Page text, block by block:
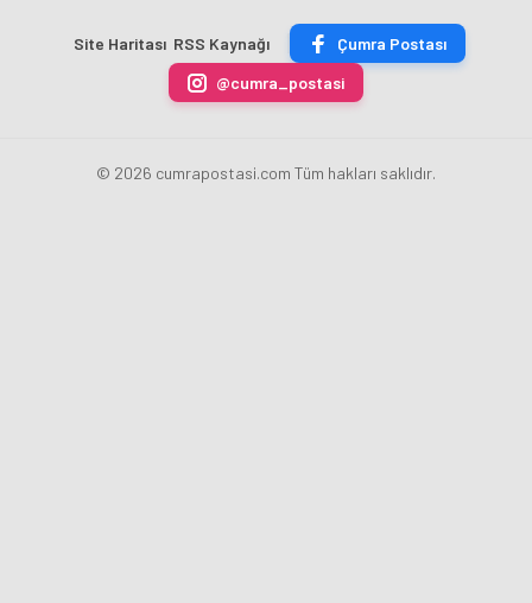
ÜRETİLECEK
Fatih
Karahan
oldu
uygulamasını
kaldırdı
erdi
Site Haritası RSS Kaynağı
Çumra Postası
@cumra_postasi
© 2026 cumrapostasi.com Tüm hakları saklıdır.